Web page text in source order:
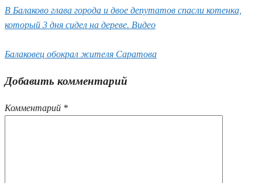
В Балаково глава города и двое депутатов спасли котенка,
который 3 дня сидел на дереве. Видео
Балаковец обокрал жителя Саратова
Добавить комментарий
Комментарий *